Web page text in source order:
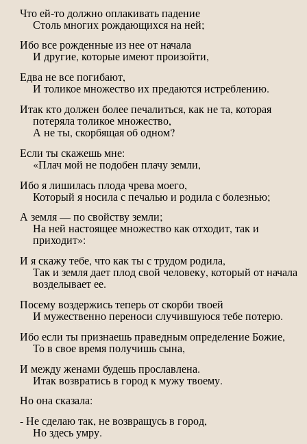
Что ей-то должно оплакивать падение
Столь многих рождающихся на ней;
Ибо все рожденные из нее от начала
И другие, которые имеют произойти,
Едва не все погибают,
И толикое множество их предаются истреблению.
Итак кто должен более печалиться, как не та, которая
потеряла толикое множество,
А не ты, скорбящая об одном?
Если ты скажешь мне:
«Плач мой не подобен плачу земли,
Ибо я лишилась плода чрева моего,
Который я носила с печалью и родила с болезнью;
А земля — по свойству земли;
На ней настоящее множество как отходит, так и
приходит»:
И я скажу тебе, что как ты с трудом родила,
Так и земля дает плод свой человеку, который от начала
возделывает ее.
Посему воздержись теперь от скорби твоей
И мужественно переноси случившуюся тебе потерю.
Ибо если ты признаешь праведным определение Божие,
То в свое время получишь сына,
И между женами будешь прославлена.
Итак возвратись в город к мужу твоему.
Но она сказала:
- Не сделаю так, не возвращусь в город,
Но здесь умру.